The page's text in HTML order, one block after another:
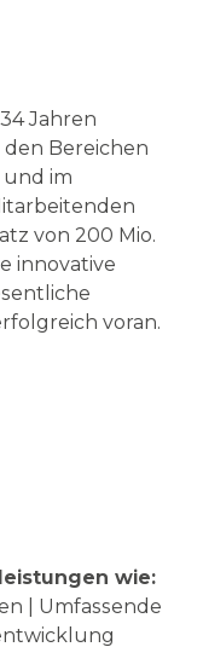
Jahren
Bereichen
im
von 200 Mio.
innovative
voran.
wie:
| Umfassende